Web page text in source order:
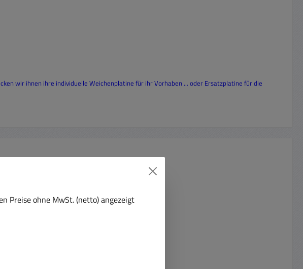
wir ihnen ihre individuelle Weichenplatine für ihr Vorhaben ... oder Ersatzplatine für die
Preise ohne MwSt. (netto) angezeigt